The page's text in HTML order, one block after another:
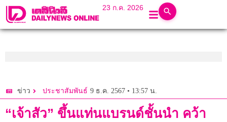
23 ก.ค. 2026
ข่าว ประชาสัมพันธ์ 9 ธ.ค. 2567 • 13:57 น.
“เจ้าสัว” ขึ้นแท่นแบรนด์ชั้นนำ คว้า